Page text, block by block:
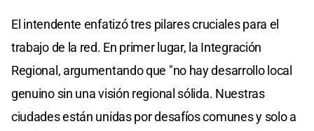
El intendente enfatizó tres pilares cruciales para el
trabajo de la red. En primer lugar, la Integración
Regional, argumentando que "no hay desarrollo local
genuino sin una visión regional sólida. Nuestras
ciudades están unidas por desafíos comunes y solo a